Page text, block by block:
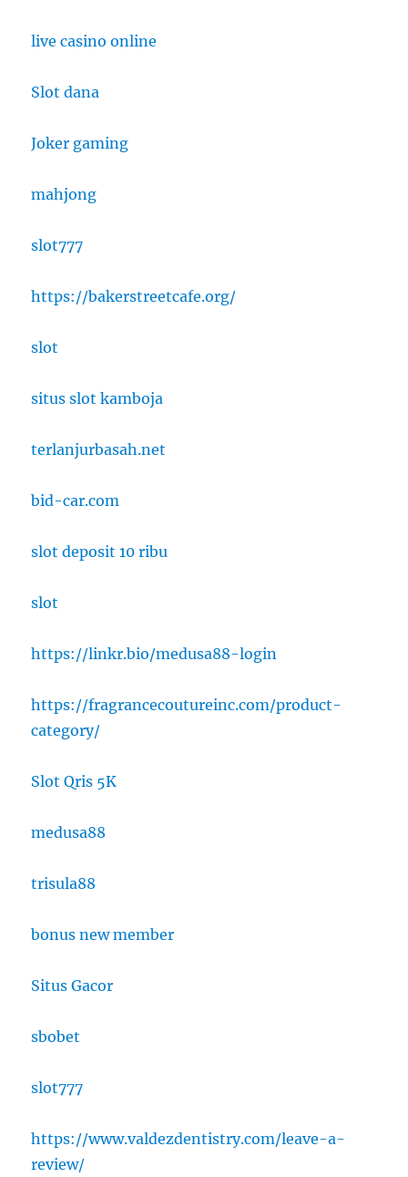
live casino online
Slot dana
Joker gaming
mahjong
slot777
https://bakerstreetcafe.org/
slot
situs slot kamboja
terlanjurbasah.net
bid-car.com
slot deposit 10 ribu
slot
https://linkr.bio/medusa88-login
https://fragrancecoutureinc.com/product-
category/
Slot Qris 5K
medusa88
trisula88
bonus new member
Situs Gacor
sbobet
slot777
https://www.valdezdentistry.com/leave-a-
review/